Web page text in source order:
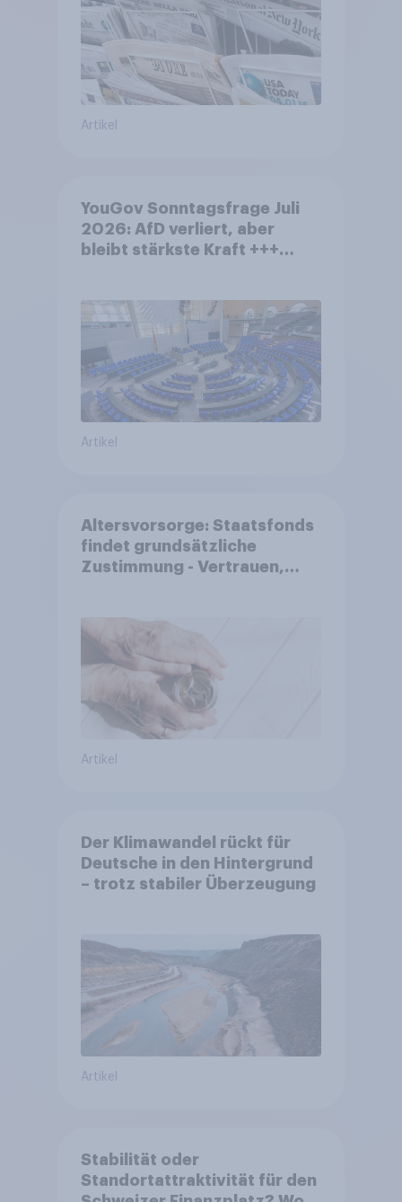
Artikel
YouGov Sonntagsfrage Juli
2026: AfD verliert, aber
bleibt stärkste Kraft +++
Artikel
Altersvorsorge: Staatsfonds
findet grundsätzliche
Zustimmung - Vertrauen,
Akzeptanz
Artikel
Der Klimawandel rückt für
Deutsche in den Hintergrund
– trotz stabiler Überzeugung
Artikel
Stabilität oder
Standortattraktivität für den